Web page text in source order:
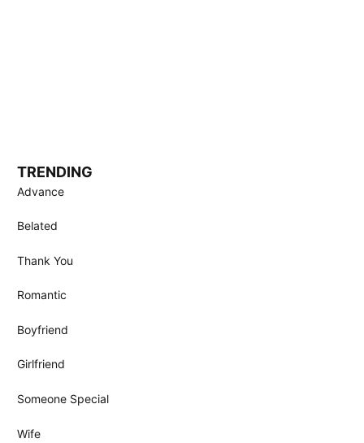
TRENDING
Advance
Belated
Thank You
Romantic
Boyfriend
Girlfriend
Someone Special
Wife